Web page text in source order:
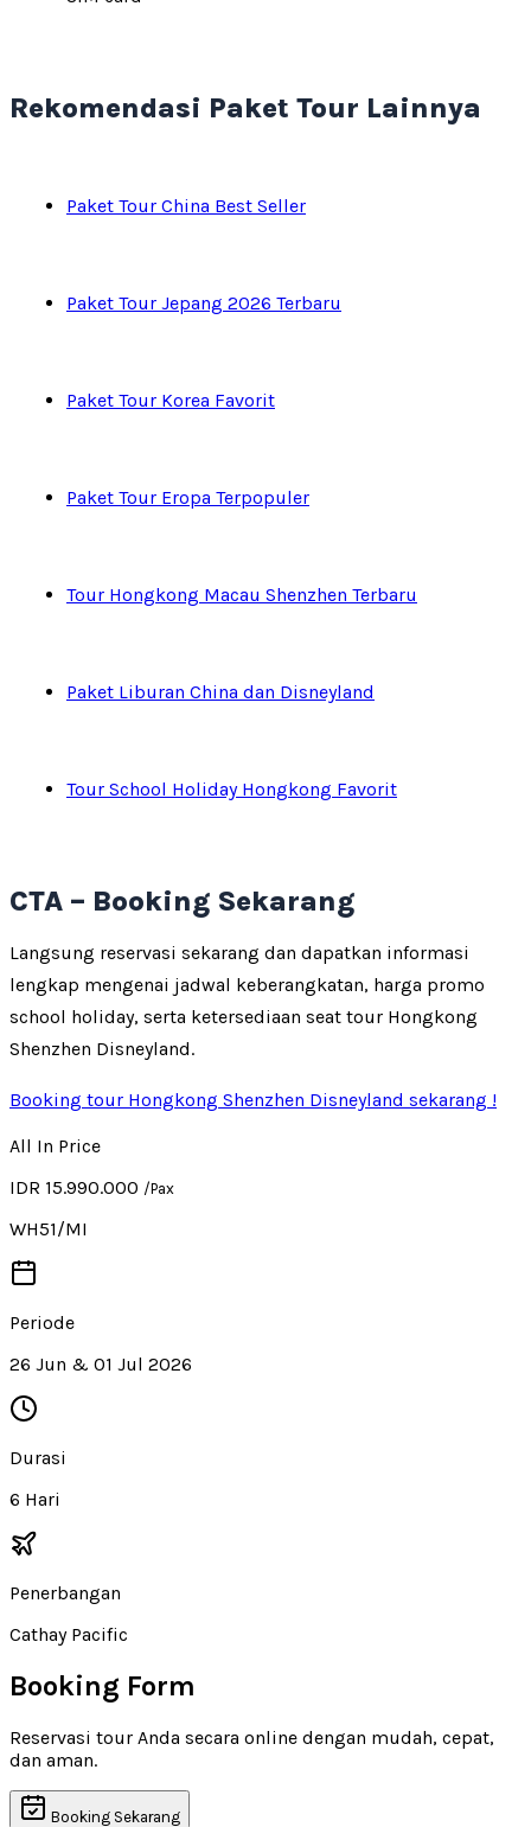
Rekomendasi Paket Tour Lainnya
Paket Tour China Best Seller
Paket Tour Jepang 2026 Terbaru
Paket Tour Korea Favorit
Paket Tour Eropa Terpopuler
Tour Hongkong Macau Shenzhen Terbaru
Paket Liburan China dan Disneyland
Tour School Holiday Hongkong Favorit
CTA – Booking Sekarang
Langsung reservasi sekarang dan dapatkan informasi
lengkap mengenai jadwal keberangkatan, harga promo
school holiday, serta ketersediaan seat tour Hongkong
Shenzhen Disneyland.
Booking tour Hongkong Shenzhen Disneyland sekarang !
All In Price
IDR 15.990.000 /Pax
WH51/MI
Periode
26 Jun & 01 Jul 2026
Durasi
6 Hari
Penerbangan
Cathay Pacific
Booking Form
Reservasi tour Anda secara online dengan mudah, cepat,
dan aman.
Booking Sekarang